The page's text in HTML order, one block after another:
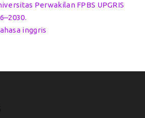
Perwakilan FPBS UPGRIS
inggris